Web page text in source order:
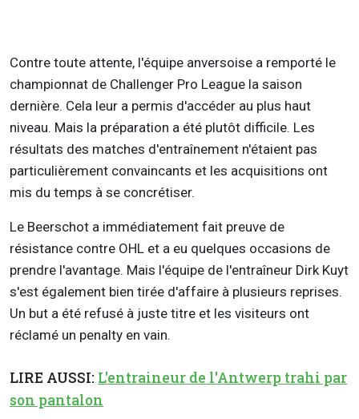
Contre toute attente, l'équipe anversoise a remporté le
championnat de Challenger Pro League la saison
dernière. Cela leur a permis d'accéder au plus haut
niveau. Mais la préparation a été plutôt difficile. Les
résultats des matches d'entraînement n'étaient pas
particulièrement convaincants et les acquisitions ont
mis du temps à se concrétiser.
Le Beerschot a immédiatement fait preuve de
résistance contre OHL et a eu quelques occasions de
prendre l'avantage. Mais l'équipe de l'entraîneur Dirk Kuyt
s'est également bien tirée d'affaire à plusieurs reprises.
Un but a été refusé à juste titre et les visiteurs ont
réclamé un penalty en vain.
LIRE AUSSI: L'entraineur de l'Antwerp trahi par
son pantalon